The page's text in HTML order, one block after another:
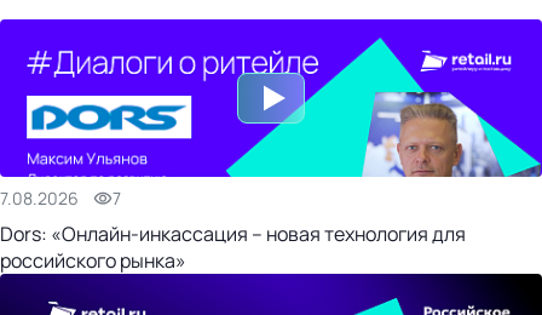
7.08.2026 7
Dors: «Онлайн-инкассация – новая технология для
российского рынка»